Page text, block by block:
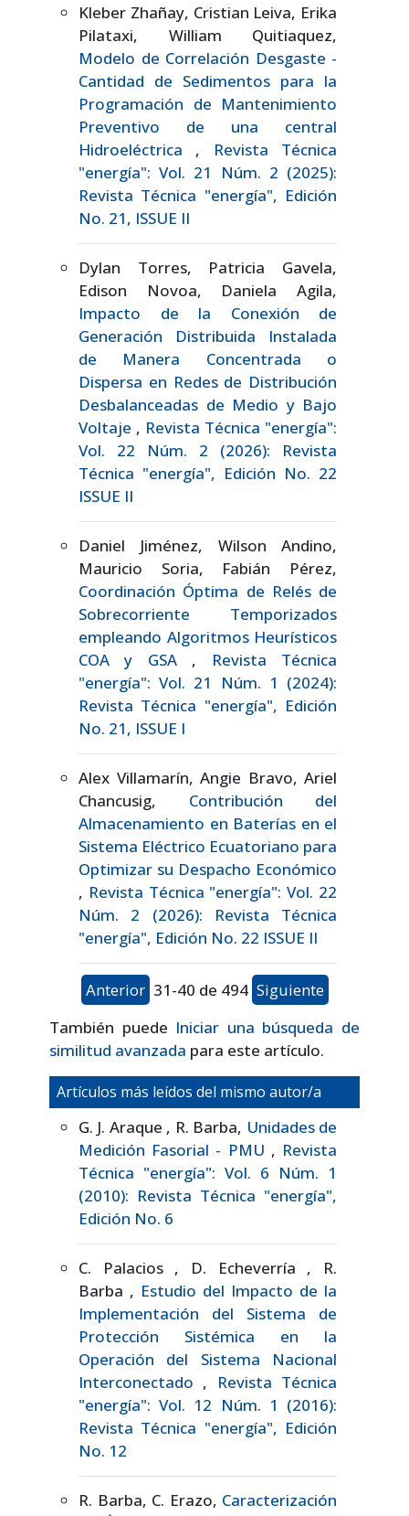
Kleber Zhañay, Cristian Leiva, Erika
Pilataxi, William Quitiaquez,
Modelo de Correlación Desgaste -
Cantidad de Sedimentos para la
Programación de Mantenimiento
Preventivo de una central
Hidroeléctrica ,
Revista Técnica
"energía": Vol. 21 Núm. 2 (2025):
Revista Técnica "energía", Edición
No. 21, ISSUE II
Dylan Torres, Patricia Gavela,
Edison Novoa, Daniela Agila,
Impacto de la Conexión de
Generación Distribuida Instalada
de Manera Concentrada o
Dispersa en Redes de Distribución
Desbalanceadas de Medio y Bajo
Voltaje , Revista Técnica "energía":
Vol. 22 Núm. 2 (2026): Revista
Técnica "energía", Edición No. 22
ISSUE II
Daniel Jiménez, Wilson Andino,
Mauricio Soria, Fabián Pérez,
Coordinación Óptima de Relés de
Sobrecorriente Temporizados
empleando Algoritmos Heurísticos
COA y GSA ,
Revista Técnica
"energía": Vol. 21 Núm. 1 (2024):
Revista Técnica "energía", Edición
No. 21, ISSUE I
Alex Villamarín, Angie Bravo, Ariel
Chancusig, Contribución del
Almacenamiento en Baterías en el
Sistema Eléctrico Ecuatoriano para
Optimizar su Despacho Económico
, Revista Técnica "energía": Vol. 22
Núm. 2 (2026): Revista Técnica
"energía", Edición No. 22 ISSUE II
Anterior 31-40 de 494 Siguiente
También puede Iniciar una búsqueda de
similitud avanzada para este artículo.
Artículos más leídos del mismo autor/a
G. J. Araque , R. Barba, Unidades de
Medición Fasorial - PMU , Revista
Técnica "energía": Vol. 6 Núm. 1
(2010): Revista Técnica "energía",
Edición No. 6
C. Palacios , D. Echeverría , R.
Barba , Estudio del Impacto de la
Implementación del Sistema de
Protección Sistémica en la
Operación del Sistema Nacional
Interconectado ,
Revista Técnica
"energía": Vol. 12 Núm. 1 (2016):
Revista Técnica "energía", Edición
No. 12
R. Barba, C. Erazo, Caracterización